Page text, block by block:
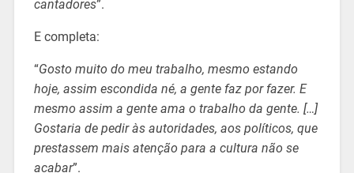
cantadores”.
E completa:
“Gosto muito do meu trabalho, mesmo estando
hoje, assim escondida né, a gente faz por fazer. E
mesmo assim a gente ama o trabalho da gente. […]
Gostaria de pedir às autoridades, aos políticos, que
prestassem mais atenção para a cultura não se
acabar”.